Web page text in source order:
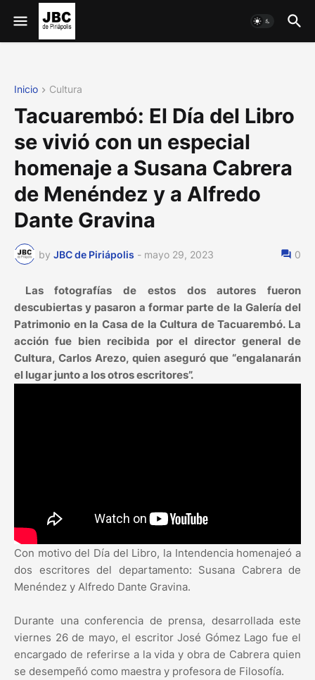
Inicio Cultura
Tacuarembó: El Día del Libro
se vivió con un especial
homenaje a Susana Cabrera
de Menéndez y a Alfredo
Dante Gravina
by JBC de Piriápolis - mayo 29, 2023 0
Las fotografías de estos dos autores fueron
descubiertas y pasaron a formar parte de la Galería del
Patrimonio en la Casa de la Cultura de Tacuarembó. La
acción fue bien recibida por el director general de
Cultura, Carlos Arezo, quien aseguró que “engalanarán
el lugar junto a los otros escritores”.
Con motivo del Día del Libro, la Intendencia homenajeó a
dos escritores del departamento: Susana Cabrera de
Menéndez y Alfredo Dante Gravina.
Durante una conferencia de prensa, desarrollada este
viernes 26 de mayo, el escritor José Gómez Lago fue el
encargado de referirse a la vida y obra de Cabrera quien
se desempeñó como maestra y profesora de Filosofía.